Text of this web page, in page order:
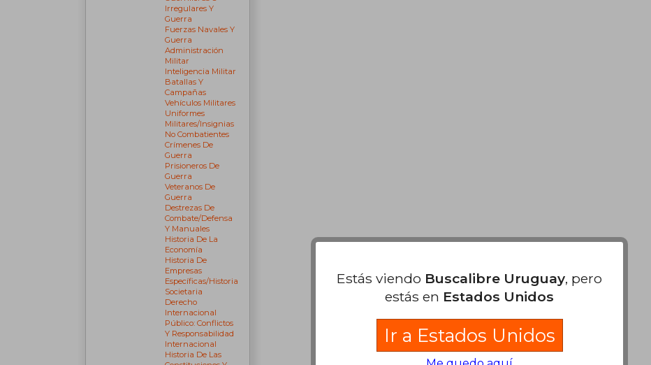
Irregulares Y
Guerra
Fuerzas Navales Y
Guerra
Administración
Militar
Inteligencia Militar
Batallas Y
Campañas
Vehículos Militares
Uniformes
Militares/insignias
No Combatientes
Crímenes De
Guerra
Prisioneros De
Guerra
Veteranos De
Guerra
Destrezas De
Combate/defensa
Y Manuales
Historia De La
Economía
Historia De
Empresas
Específicas/historia
Societaria
Derecho
Internacional
Público: Conflictos
Y Responsabilidad
Internacional
Historia De Las
Estás viendo Buscalibre Uruguay, pero
estás en Estados Unidos
Ir a Estados Unidos